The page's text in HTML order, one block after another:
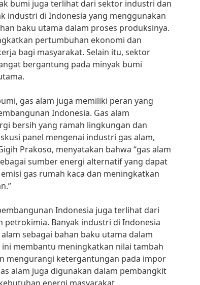
bumi juga terlihat dari sektor industri dan
industri di Indonesia yang menggunakan
baku utama dalam proses produksinya.
pertumbuhan ekonomi dan
bagi masyarakat. Selain itu, sektor
bergantung pada minyak bumi
gas alam juga memiliki peran yang
Indonesia. Gas alam
bersih yang ramah lingkungan dan
panel mengenai industri gas alam,
Prakoso, menyatakan bahwa “gas alam
sumber energi alternatif yang dapat
gas rumah kaca dan meningkatkan
Indonesia juga terlihat dari
Banyak industri di Indonesia
sebagai bahan baku utama dalam
membantu meningkatkan nilai tambah
mengurangi ketergantungan pada impor
alam juga digunakan dalam pembangkit